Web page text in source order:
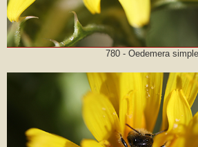
780 - Oedemera